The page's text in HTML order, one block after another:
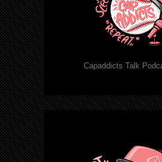
Capaddicts Talk